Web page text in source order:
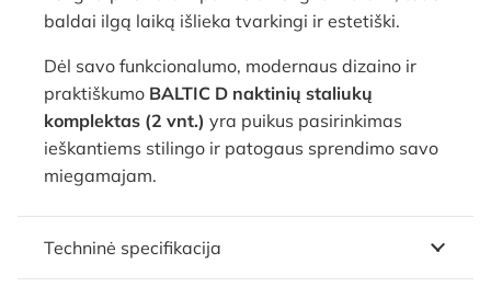
baldai ilgą laiką išlieka tvarkingi ir estetiški.
Dėl savo funkcionalumo, modernaus dizaino ir
praktiškumo BALTIC D naktinių staliukų
komplektas (2 vnt.) yra puikus pasirinkimas
ieškantiems stilingo ir patogaus sprendimo savo
miegamajam.
Techninė specifikacija